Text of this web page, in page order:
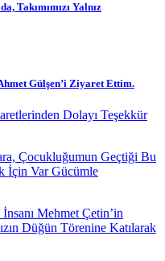
Takımımızı Yalnız
Gülşen’i Ziyaret Ettim.
Dolayı Teşekkür
Çocukluğumun Geçtiği Bu
İçin Var Gücümle
Mehmet Çetin’in
Düğün Törenine Katılarak